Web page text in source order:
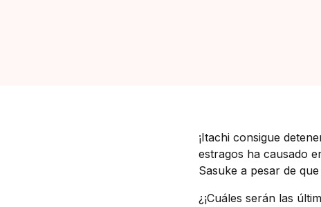
¡Itachi consigue
estragos ha causado
Sasuke a pesar de
¿¡Cuáles serán las